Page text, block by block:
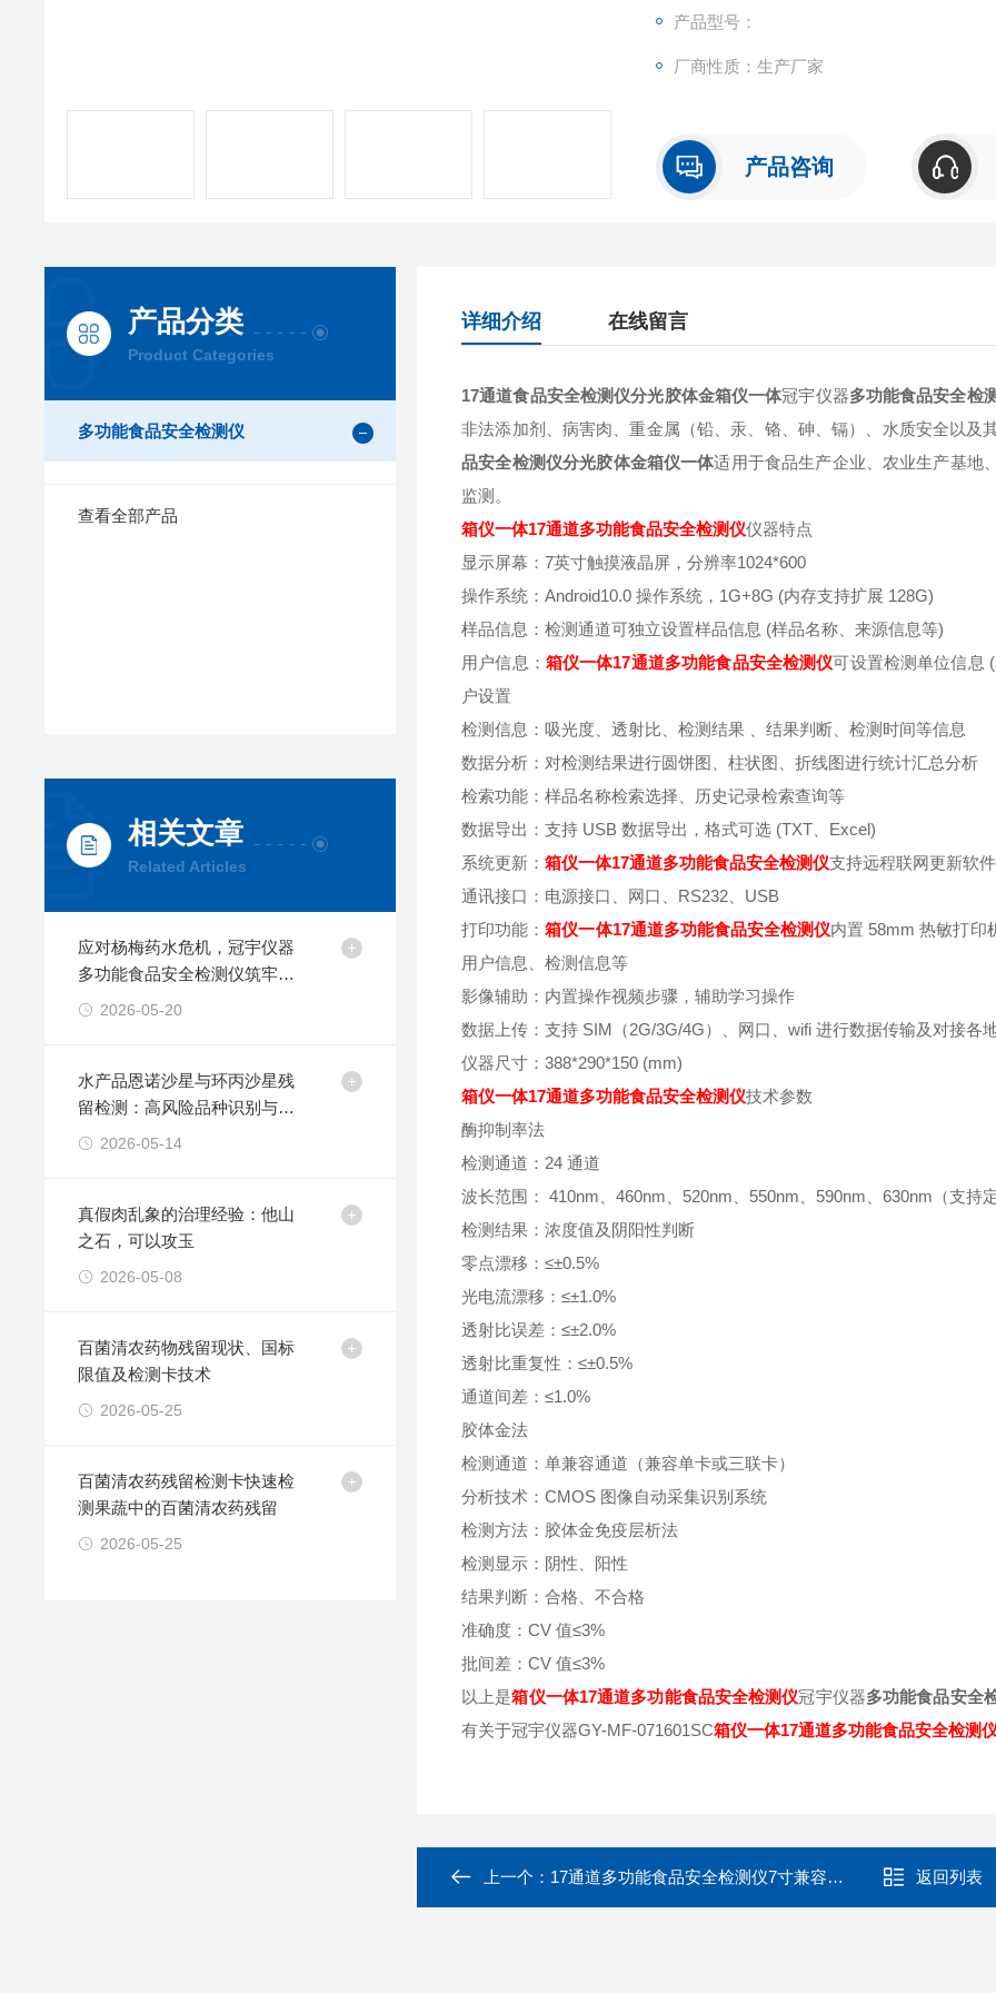
进行监测。
产品型号：
厂商性质：生产厂家
产品咨询
产品分类
Product Categories
多功能食品安全检测仪
查看全部产品
相关文章
Related Articles
应对杨梅药水危机，冠宇仪器
多功能食品安全检测仪筑牢鲜
果安全防线
2026-05-20
水产品恩诺沙星与环丙沙星残
留检测：高风险品种识别与胶
体金法原理
2026-05-14
真假肉乱象的治理经验：他山
之石，可以攻玉
2026-05-08
百菌清农药物残留现状、国标
限值及检测卡技术
2026-05-25
百菌清农药残留检测卡快速检
测果蔬中的百菌清农药残留
2026-05-25
详细介绍 在线留言
17通道食品安全检测仪分光胶体金箱仪一体冠宇仪器多功能食品安全检
非法添加剂、病害肉、重金属（铅、汞、铬、砷、镉）、水质安全以及
品安全检测仪分光胶体金箱仪一体适用于食品生产企业、农业生产基地
监测。
箱仪一体17通道多功能食品安全检测仪仪器特点
显示屏幕：7英寸触摸液晶屏，分辨率1024*600
操作系统：Android10.0 操作系统，1G+8G (内存支持扩展 128G)
样品信息：检测通道可独立设置样品信息 (样品名称、来源信息等)
用户信息： 箱仪一体17通道多功能食品安全检测仪可设置检测单位信息
户设置
检测信息：吸光度、透射比、检测结果 、结果判断、检测时间等信息
数据分析：对检测结果进行圆饼图、柱状图、折线图进行统计汇总分析
检索功能：样品名称检索选择、历史记录检索查询等
数据导出：支持 USB 数据导出，格式可选 (TXT、Excel)
系统更新：箱仪一体17通道多功能食品安全检测仪支持远程联网更新软
通讯接口：电源接口、网口、RS232、USB
打印功能：箱仪一体17通道多功能食品安全检测仪内置 58mm 热敏打印
用户信息、检测信息等
影像辅助：内置操作视频步骤，辅助学习操作
数据上传：支持 SIM（2G/3G/4G）、网口、wifi 进行数据传输及对接各
仪器尺寸：388*290*150 (mm)
箱仪一体17通道多功能食品安全检测仪技术参数
酶抑制率法
检测通道：24 通道
波长范围： 410nm、460nm、520nm、550nm、590nm、630nm（支持定
检测结果：浓度值及阴阳性判断
零点漂移：≤±0.5%
光电流漂移：≤±1.0%
透射比误差：≤±2.0%
透射比重复性：≤±0.5%
通道间差：≤1.0%
胶体金法
检测通道：单兼容通道（兼容单卡或三联卡）
分析技术：CMOS 图像自动采集识别系统
检测方法：胶体金免疫层析法
检测显示：阴性、阳性
结果判断：合格、不合格
准确度：CV 值≤3%
批间差：CV 值≤3%
以上是箱仪一体17通道多功能食品安全检测仪冠宇仪器多功能食品安全
有关于冠宇仪器GY-MF-071601SC箱仪一体17通道多功能食品安全检测
上一个： 17通道多功能食品安全检测仪7寸兼容多联卡 返回列表